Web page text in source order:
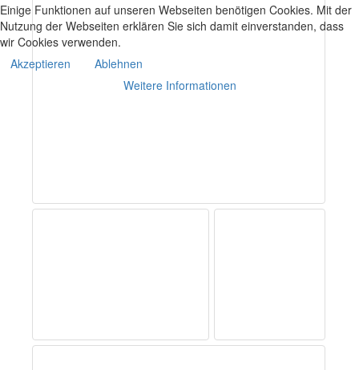
Einige Funktionen auf unseren Webseiten benötigen Cookies. Mit der
Nutzung der Webseiten erklären Sie sich damit einverstanden, dass
wir Cookies verwenden.
Akzeptieren
Ablehnen
Weitere Informationen